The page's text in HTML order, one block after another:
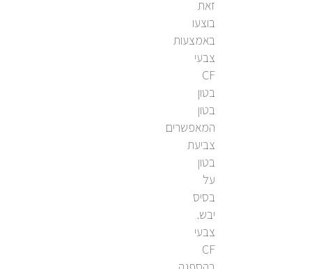
זאת
בוצעו
באמצעות
צבעי
CF
בטון
בטון
המאפשרים
צביעת
בטון
על
בסיס
יבש.
צבעי
CF